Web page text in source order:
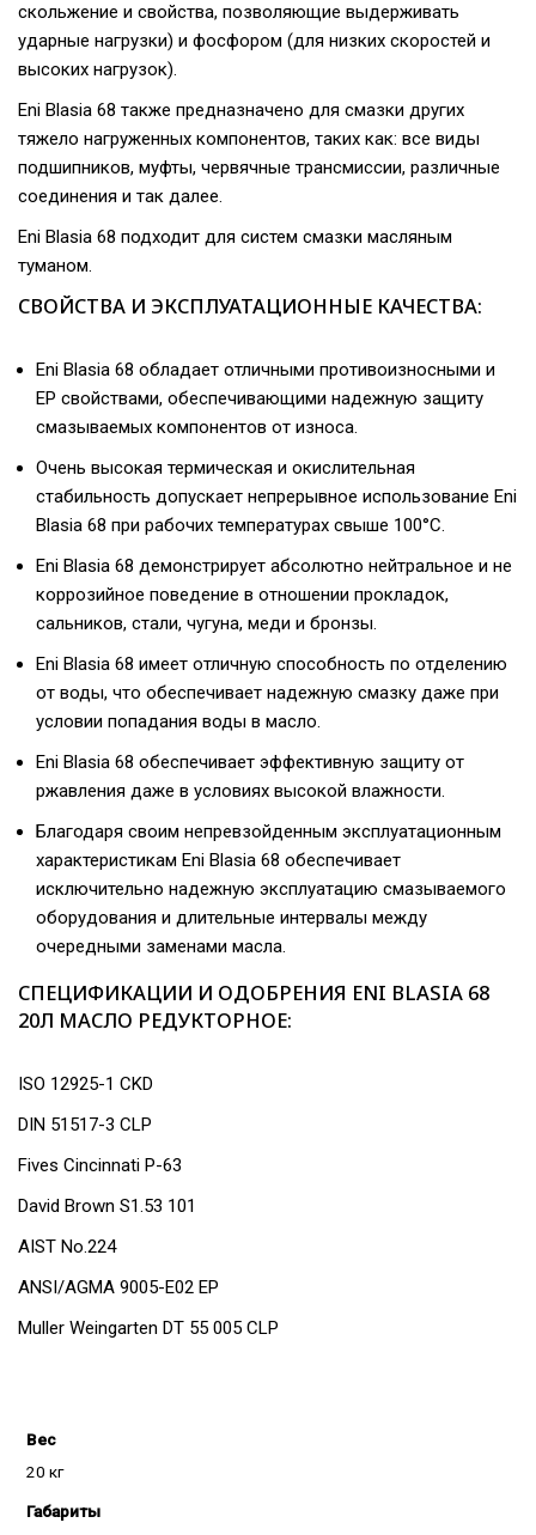
скольжение и свойства, позволяющие выдерживать
ударные нагрузки) и фосфором (для низких скоростей и
высоких нагрузок).
Eni Blasia 68 также предназначено для смазки других
тяжело нагруженных компонентов, таких как: все виды
подшипников, муфты, червячные трансмиссии, различные
соединения и так далее.
Eni Blasia 68 подходит для систем смазки масляным
туманом.
СВОЙСТВА И ЭКСПЛУАТАЦИОННЫЕ КАЧЕСТВА:
Eni Blasia 68 обладает отличными противоизносными и
ЕР свойствами, обеспечивающими надежную защиту
смазываемых компонентов от износа.
Очень высокая термическая и окислительная
стабильность допускает непрерывное использование Eni
Blasia 68 при рабочих температурах свыше 100°C.
Eni Blasia 68 демонстрирует абсолютно нейтральное и не
коррозийное поведение в отношении прокладок,
сальников, стали, чугуна, меди и бронзы.
Eni Blasia 68 имеет отличную способность по отделению
от воды, что обеспечивает надежную смазку даже при
условии попадания воды в масло.
Eni Blasia 68 обеспечивает эффективную защиту от
ржавления даже в условиях высокой влажности.
Благодаря своим непревзойденным эксплуатационным
характеристикам Eni Blasia 68 обеспечивает
исключительно надежную эксплуатацию смазываемого
оборудования и длительные интервалы между
очередными заменами масла.
СПЕЦИФИКАЦИИ И ОДОБРЕНИЯ ENI BLASIA 68
20Л МАСЛО РЕДУКТОРНОЕ:
ISO 12925-1 CKD
DIN 51517-3 CLP
Fives Cincinnati P-63
David Brown S1.53 101
AIST No.224
ANSI/AGMA 9005-E02 EP
Muller Weingarten DT 55 005 CLP
Вес
20 кг
Габариты